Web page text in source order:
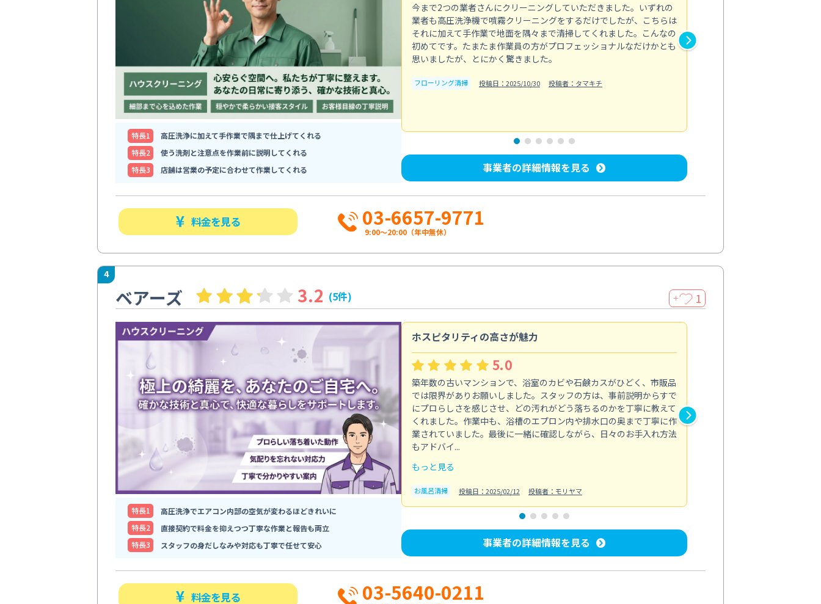
特⻑1
高圧洗浄に加えて手作業で隅まで仕上げてくれる
特⻑2
使う洗剤と注意点を作業前に説明してくれる
特⻑3
店舗は営業の予定に合わせて作業してくれる
今まで2つの業者さんにクリーニングしていただきました。いずれの
業者も高圧洗浄機で噴霧クリーニングをするだけでしたが、こちらは
それに加えて手作業で地面を隅々まで清掃してくれました。こんなの
初めてです。たまたま作業員の方がプロフェッショナルなだけかとも
思いましたが、とにかく驚きました。
フローリング清掃 投稿日：2025/10/30 投稿者：タマキチ
事業者の詳細情報を見る
料金を見る 03-6657-9771
9:00～20:00（年中無休）
4
ベアーズ 3.2 (5件) ＋ 1
特⻑1
高圧洗浄でエアコン内部の空気が変わるほどきれいに
特⻑2
直接契約で料金を抑えつつ丁寧な作業と報告も両立
特⻑3
スタッフの身だしなみや対応も丁寧で任せて安心
ホスピタリティの高さが魅力
5.0
築年数の古いマンションで、浴室のカビや石鹸カスがひどく、市販品
では限界がありお願いしました。スタッフの方は、事前説明からすで
にプロらしさを感じさせ、どの汚れがどう落ちるのかを丁寧に教えて
くれました。作業中も、浴槽のエプロン内や排水口の奥まで丁寧に作
業されていました。最後に一緒に確認しながら、日々のお手入れ方法
もアドバイ...
もっと見る
お風呂清掃 投稿日：2025/02/12 投稿者：モリヤマ
事業者の詳細情報を見る
料金を見る 03-5640-0211